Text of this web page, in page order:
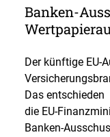
Banken-
Der künftige EU-
Das entschieden
die EU-
Banken-